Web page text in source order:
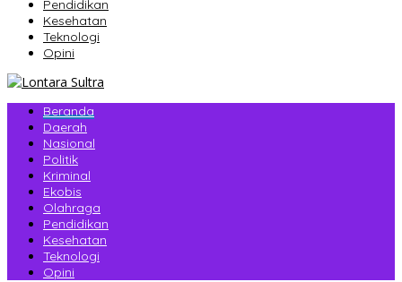
Pendidikan
Kesehatan
Teknologi
Opini
Beranda
Daerah
Nasional
Politik
Kriminal
Ekobis
Olahraga
Pendidikan
Kesehatan
Teknologi
Opini